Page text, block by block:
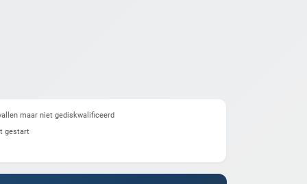
maar niet gediskwalificeerd
gestart